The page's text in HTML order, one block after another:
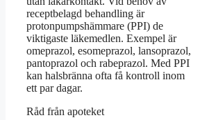
receptbelagd behandling är
protonpumpshämmare (PPI) de
viktigaste läkemedlen. Exempel är
omeprazol, esomeprazol, lansoprazol,
pantoprazol och rabeprazol. Med PPI
kan halsbränna ofta få kontroll inom
ett par dagar.
Råd från apoteket